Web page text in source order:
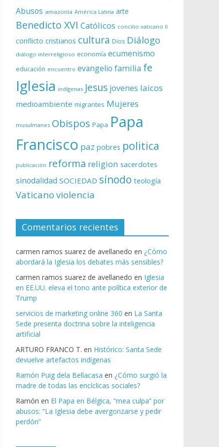
Abusos amazonía América Latina arte
Benedicto XVI Católicos concilio vaticano II
conflicto cristianos cultura Dios Diálogo
diálogo interreligioso economía ecumenismo
educación encuentro evangelio familia fe
Iglesia indígenas Jesus jovenes laicos
medioambiente migrantes Mujeres
musulmanes Obispos Papa Papa
Francisco paz pobres politica
publicación reforma religion sacerdotes
sinodalidad SOCIEDAD sínodo teología
Vaticano violencia
Comentarios recientes
carmen ramos suarez de avellanedo en ¿Cómo
abordará la Iglesia los debates más sensibles?
carmen ramos suarez de avellanedo en Iglesia
en EE.UU. eleva el tono ante política exterior de
Trump
servicios de marketing online 360 en La Santa
Sede presenta doctrina sobre la inteligencia
artificial
ARTURO FRANCO T. en Histórico: Santa Sede
devuelve artefactos indígenas
Ramón Puig dela Bellacasa en ¿Cómo surgió la
madre de todas las encíclicas sociales?
Ramón en El Papa en Bélgica, “mea culpa” por
abusos: “La Iglesia debe avergonzarse y pedir
perdón”